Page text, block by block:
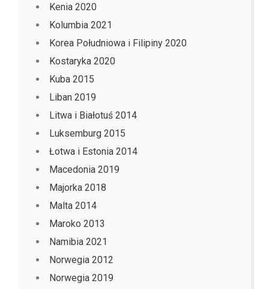
Kenia 2020
Kolumbia 2021
Korea Południowa i Filipiny 2020
Kostaryka 2020
Kuba 2015
Liban 2019
Litwa i Białotuś 2014
Luksemburg 2015
Łotwa i Estonia 2014
Macedonia 2019
Majorka 2018
Malta 2014
Maroko 2013
Namibia 2021
Norwegia 2012
Norwegia 2019